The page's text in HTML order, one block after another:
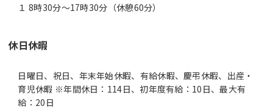
１ 8時30分〜17時30分（休憩60分）
休日休暇
日曜日、祝日、年末年始休暇、有給休暇、慶弔休暇、出産・
育児休暇 ※年間休日：114日、初年度有給：10日、最大有
給：20日